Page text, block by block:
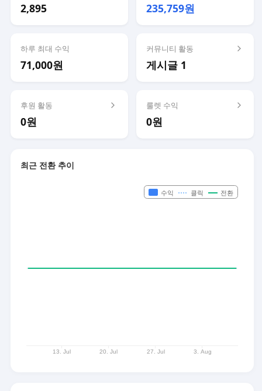
2,895 235,759원
하루 최대 수익
71,000원
커뮤니티 활동
게시글 1
후원 활동
0원
룰렛 수익
0원
최근 전환 추이